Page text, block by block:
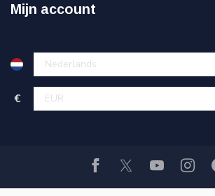
Mijn account
€